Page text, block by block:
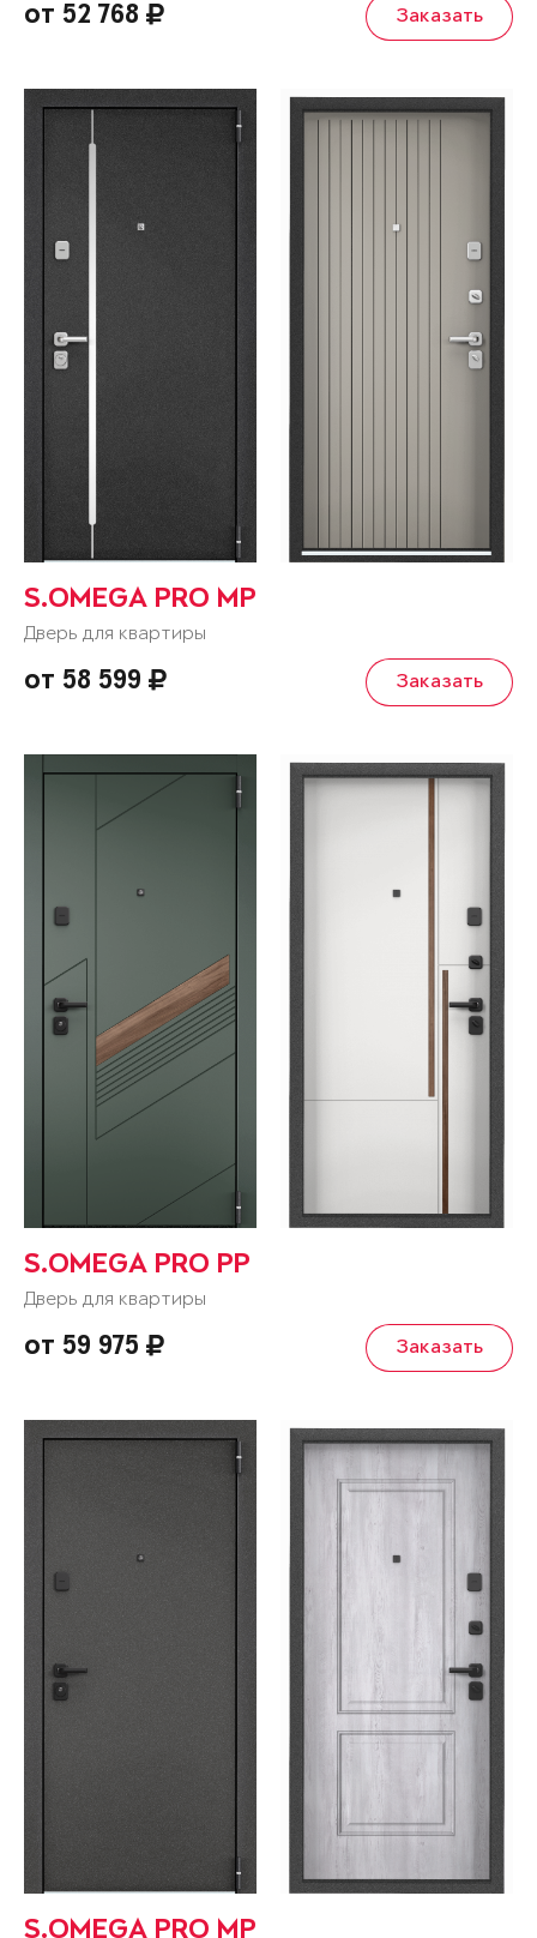
от 52 768 Заказать
S.OMEGA PRO MP
Дверь для квартиры
от 58 599 Заказать
S.OMEGA PRO PP
Дверь для квартиры
от 59 975 Заказать
S.OMEGA PRO MP